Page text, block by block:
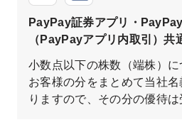
PayPay証券アプリ・
（PayPayアプリ内取引）共
小数点以下の株数（端株）
お客様の分をまとめて当社
りますので、その分の優待は